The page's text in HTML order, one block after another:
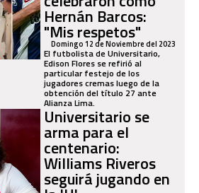
Hernán Barcos:
"Mis respetos"
Domingo 12 de Noviembre del 2023
El futbolista de Universitario,
Edison Flores se refirió al
particular festejo de los
jugadores cremas luego de la
obtención del título 27 ante
Alianza Lima.
Universitario se
arma para el
centenario:
Williams Riveros
seguirá jugando en